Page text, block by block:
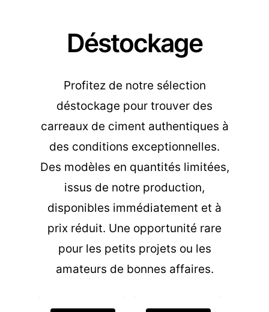
Déstockage
Profitez de notre sélection
déstockage pour trouver des
carreaux de ciment authentiques à
des conditions exceptionnelles.
Des modèles en quantités limitées,
issus de notre production,
disponibles immédiatement et à
prix réduit. Une opportunité rare
pour les petits projets ou les
amateurs de bonnes affaires.